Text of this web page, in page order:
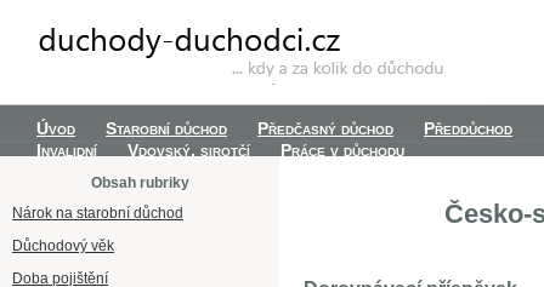
Úvod Starobní důchod Předčasný důchod
Předdůchod
Invalidní
Vdovský, sirotčí Práce v důchodu
Obsah rubriky
Nárok na starobní důchod
Důchodový věk
Doba pojištění
Česko-